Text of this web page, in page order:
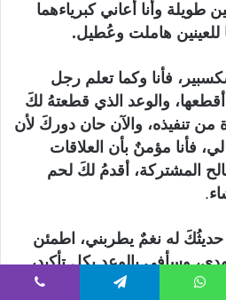
طويلة وأنا أُعاني كبرياءهما
هاملت وعُطيل.
فأنا وكما تعلم رجل
أقطعها، والوعد الذي قطعتهُ لكَ
من تنفيذه، والآن حان دوركَ لأن
فأنا مؤمنٌ بأن العلاقات
المشتركة، أقدمُ لكَ لحم
.
حديثُكَ له نغمٌ يطربني، اطمئن
وسأفي بالوعد بكل تأكيد،
من ثم أقوم بتخليد ذكركَ